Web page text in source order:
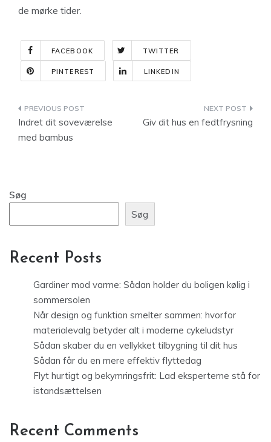
de mørke tider.
FACEBOOK TWITTER
PINTEREST LINKEDIN
Indlægsnavigation
Indret dit soveværelse
med bambus
Giv dit hus en fedtfrysning
Søg
Søg
Recent Posts
Gardiner mod varme: Sådan holder du boligen kølig i
sommersolen
Når design og funktion smelter sammen: hvorfor
materialevalg betyder alt i moderne cykeludstyr
Sådan skaber du en vellykket tilbygning til dit hus
Sådan får du en mere effektiv flyttedag
Flyt hurtigt og bekymringsfrit: Lad eksperterne stå for
istandsættelsen
Recent Comments